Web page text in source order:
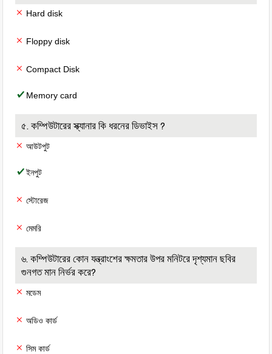
Hard disk
Floppy disk
Compact Disk
Memory card
৫. কম্পিউটারের স্ক্যানার কি ধরনের ডিভাইস ?
আউটপুট
ইনপুট
স্টোরেজ
মেমরি
৬. কম্পিউটারের কোন যন্ত্রাংশের ক্ষমতার উপর মনিটরে দৃশ্যমান ছবির
গুনগত মান নির্ভর করে?
মডেম
অডিও কার্ড
সিম কার্ড